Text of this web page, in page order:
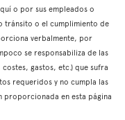
o por sus empleados o
tránsito o el cumplimiento de
verbalmente, por
se responsabiliza de las
gastos, etc.) que sufra
requeridos y no cumpla las
proporcionada en esta página